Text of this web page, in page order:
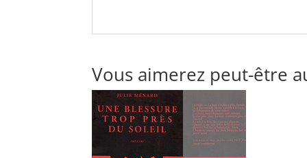
Vous aimerez peut-être